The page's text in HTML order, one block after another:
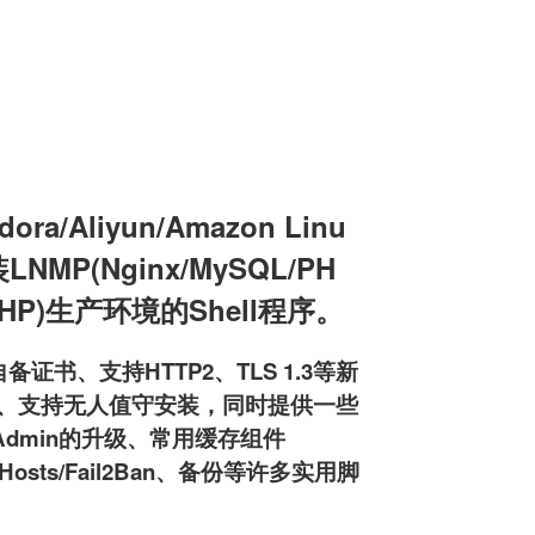
Aliyun/Amazon Linu
MySQL/PH
生产环境的Shell程序。
证书、支持HTTP2、TLS 1.3等新
支持无人值守安装，同时提供一些
的升级、常用缓存组件
Fail2Ban、备份等许多实用脚